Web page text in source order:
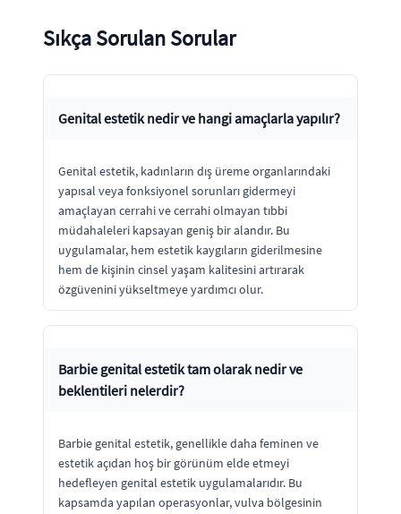
Sıkça Sorulan Sorular
Genital estetik nedir ve hangi amaçlarla yapılır?
Genital estetik, kadınların dış üreme organlarındaki
yapısal veya fonksiyonel sorunları gidermeyi
amaçlayan cerrahi ve cerrahi olmayan tıbbi
müdahaleleri kapsayan geniş bir alandır. Bu
uygulamalar, hem estetik kaygıların giderilmesine
hem de kişinin cinsel yaşam kalitesini artırarak
özgüvenini yükseltmeye yardımcı olur.
Barbie genital estetik tam olarak nedir ve
beklentileri nelerdir?
Barbie genital estetik, genellikle daha feminen ve
estetik açıdan hoş bir görünüm elde etmeyi
hedefleyen genital estetik uygulamalarıdır. Bu
kapsamda yapılan operasyonlar, vulva bölgesinin